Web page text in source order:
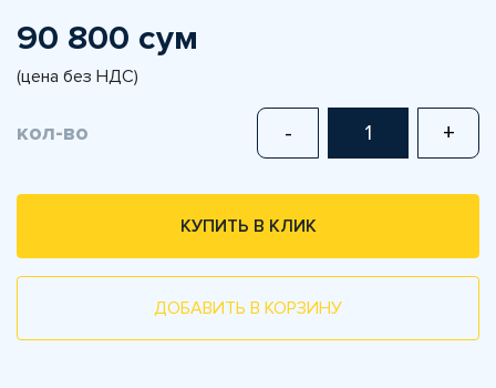
90 800 сум
(цена без НДС)
кол-во - +
КУПИТЬ В КЛИК
ДОБАВИТЬ В КОРЗИНУ